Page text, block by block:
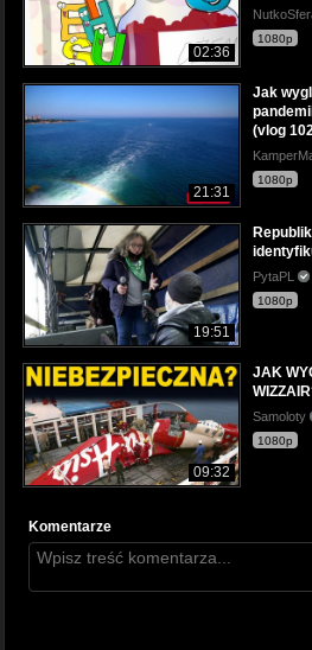
02:36
1080p
21:31
Jak
(vlog
1080p
19:51
PytaPL
1080p
09:32
JAK
Samoloty
1080p
Komentarze